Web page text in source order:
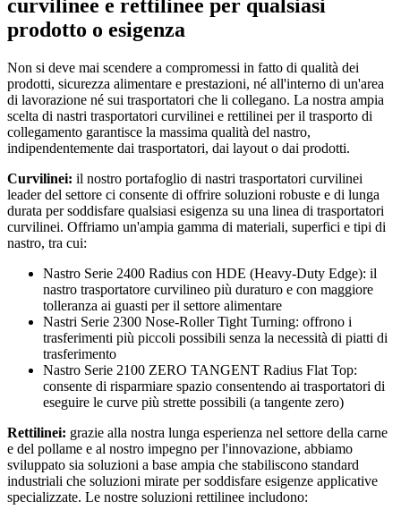
curvilinee e rettilinee per qualsiasi
prodotto o esigenza
Non si deve mai scendere a compromessi in fatto di qualità dei
prodotti, sicurezza alimentare e prestazioni, né all'interno di un'area
di lavorazione né sui trasportatori che li collegano. La nostra ampia
scelta di nastri trasportatori curvilinei e rettilinei per il trasporto di
collegamento garantisce la massima qualità del nastro,
indipendentemente dai trasportatori, dai layout o dai prodotti.
Curvilinei: il nostro portafoglio di nastri trasportatori curvilinei
leader del settore ci consente di offrire soluzioni robuste e di lunga
durata per soddisfare qualsiasi esigenza su una linea di trasportatori
curvilinei. Offriamo un'ampia gamma di materiali, superfici e tipi di
nastro, tra cui:
Nastro Serie 2400 Radius con HDE (Heavy-Duty Edge): il
nastro trasportatore curvilineo più duraturo e con maggiore
tolleranza ai guasti per il settore alimentare
Nastri Serie 2300 Nose-Roller Tight Turning: offrono i
trasferimenti più piccoli possibili senza la necessità di piatti di
trasferimento
Nastro Serie 2100 ZERO TANGENT Radius Flat Top:
consente di risparmiare spazio consentendo ai trasportatori di
eseguire le curve più strette possibili (a tangente zero)
Rettilinei: grazie alla nostra lunga esperienza nel settore della carne
e del pollame e al nostro impegno per l'innovazione, abbiamo
sviluppato sia soluzioni a base ampia che stabiliscono standard
industriali che soluzioni mirate per soddisfare esigenze applicative
specializzate. Le nostre soluzioni rettilinee includono: